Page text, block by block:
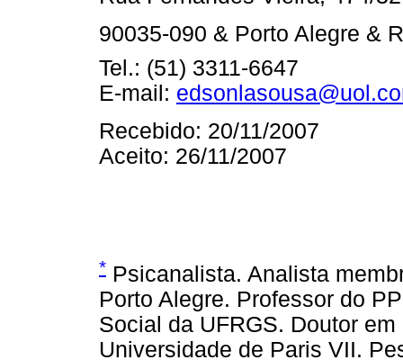
90035-090 & Porto Alegre &
Tel.: (51) 3311-6647
E-mail:
Recebido: 20/11/2007
Aceito: 26/11/2007
* Psicanalista. Analista
Porto Alegre. Professor do
Social da UFRGS. Doutor
Universidade de Paris VII.